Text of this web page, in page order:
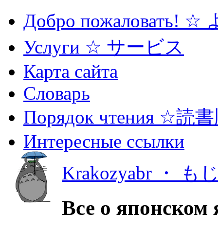
Добро пожаловать! ☆
Услуги ☆ サービス
Карта сайта
Словарь
Порядок чтения ☆読
Интересные ссылки
Krakozyabr ・ も
Все о японском